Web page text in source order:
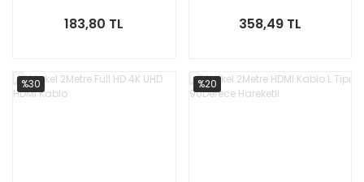
183,80 TL 358,49 TL
%30 %20